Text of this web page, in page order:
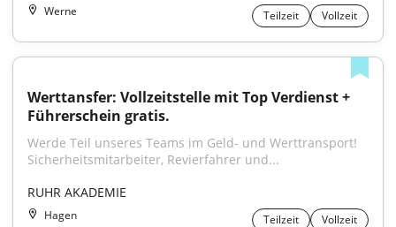
Werne Teilzeit Vollzeit
Werttansfer: Vollzeitstelle mit Top Verdienst +
Führerschein gratis.
Werde Teil unseres Teams im Geld- und Werttransport!
Sicherheitsmitarbeiter, Revierfahrer und...
RUHR AKADEMIE
Hagen Teilzeit Vollzeit